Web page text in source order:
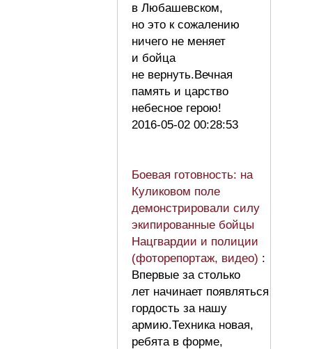
в Любашевском,
но это к сожалению
ничего не меняет
и бойца
не вернуть.Вечная
память и царство
небесное герою!
2016-05-02 00:28:53
Боевая готовность: на
Куликовом поле
демонстрировали силу
экипированные бойцы
Нацгвардии и полиции
(фоторепортаж, видео) :
Впервые за столько
лет начинает появляться
гордость за нашу
армию.Техника новая,
ребята в форме,